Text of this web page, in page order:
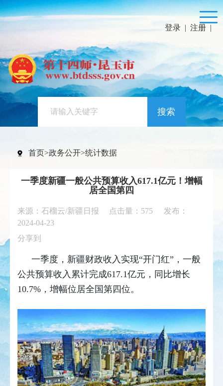
登录 | 注册 |
搜索
首页>政务公开>统计数据
一季度新疆一般公共预算收入617.1亿元！增幅
居全国第四
来源：石榴云/新疆日报 点击量： 575
发布：
2024-04-23
分享到
一季度，新疆财政收入实现“开门红”，一般
公共预算收入累计完成617.1亿元，同比增长
10.7%，增幅位居全国第四位。